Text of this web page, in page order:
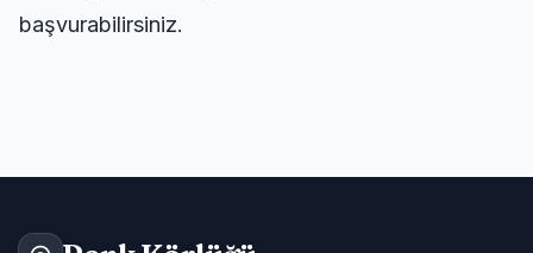
başvurabilirsiniz.